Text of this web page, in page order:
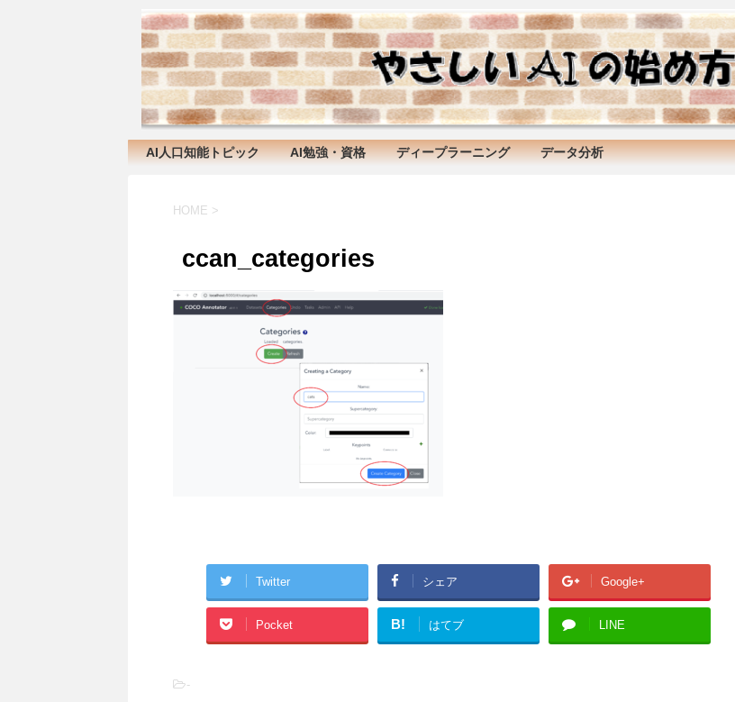
AI人口知能トピック AI勉強・資格 ディープラーニング データ分析
HOME >
ccan_categories
Twitter シェア Google+
Pocket B! はてブ LINE
-